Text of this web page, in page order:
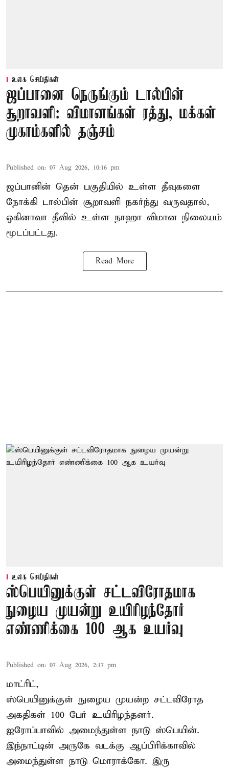
உலக செய்திகள்
ஜப்பானை நெருங்கும் டால்பின்
சூறாவளி: விமானங்கள் ரத்து, மக்கள்
முகாம்களில் தஞ்சம்
Published on: 07 Aug 2026, 10:16 pm
ஜப்பானின் தென் பகுதியில் உள்ள தீவுகளை
நோக்கி டால்பின் சூறாவளி நகர்ந்து வருவதால்,
ஒகினாவா தீவில் உள்ள நாஹா விமான நிலையம்
மூடப்பட்டது.
Read More
உலக செய்திகள்
ஸ்பெயினுக்குள் சட்டவிரோதமாக
நுழைய முயன்று உயிரிழந்தோர்
எண்ணிக்கை 100 ஆக உயர்வு
Published on: 07 Aug 2026, 2:17 pm
மாட்ரிட்,
ஸ்பெயினுக்குள் நுழைய முயன்ற சட்டவிரோத
அகதிகள் 100 பேர் உயிரிழந்தனர்.
ஐரோப்பாவில் அமைந்துள்ள நாடு ஸ்பெயின்.
இந்நாட்டின் அருகே வடக்கு ஆப்பிரிக்காவில்
அமைந்துள்ள நாடு மொராக்கோ. இரு